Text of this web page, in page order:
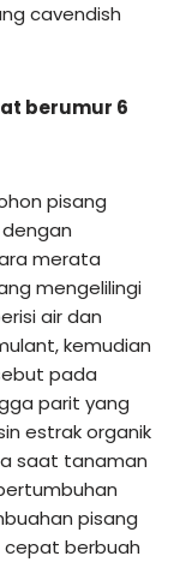
cavendish
berumur 6
pisang
merata
mengelilingi
air dan
kemudian
pada
parit yang
estrak organik
saat tanaman
pisang
cepat berbuah